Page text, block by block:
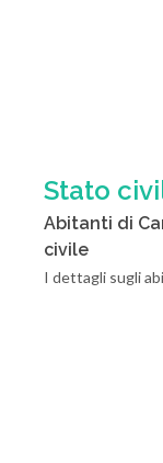
Stato
Abitanti di
civile
I dettagli sugli